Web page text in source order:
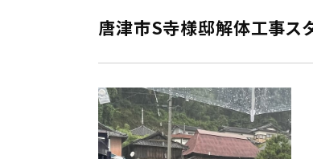
唐津市S寺様邸解体工事スタ